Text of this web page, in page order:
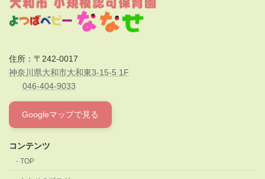
住所：〒242-0017
神奈川県大和市大和東3-15-5 1F
046-404-9033
Googleマップで見る
コンテンツ
TOP